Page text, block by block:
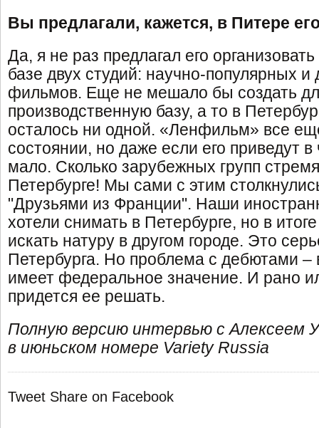
Вы предлагали, кажется, в Питере
Да, я не раз предлагал его
базе двух студий: научно-популярных
фильмов. Еще не мешало бы создать
производственную базу, а то в
осталось ни одной. «Ленфильм» все
состоянии, но даже если его приведут в
мало. Сколько зарубежных групп
Петербурге! Мы сами с этим
"Друзьями из Франции". Наши
хотели снимать в Петербурге, но в
искать натуру в другом городе. Это
Петербурга. Но проблема с дебютами –
имеет федеральное значение. И рано
придется ее решать.
Полную версию интервью с Алексеем
в июньском номере Variety Russia
Tweet Share on Facebook